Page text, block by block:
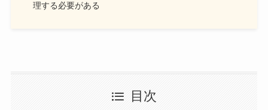
理する必要がある
目次